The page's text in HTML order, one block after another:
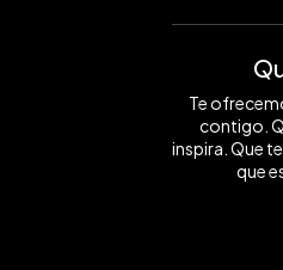
Te
contigo.
inspira. Que
que